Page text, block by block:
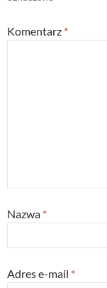
Komentarz *
Nazwa *
Adres e-mail *